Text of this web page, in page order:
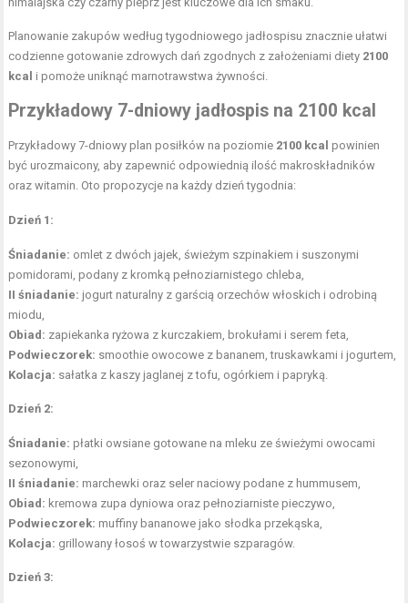
Planowanie zakupów według tygodniowego jadłospisu znacznie ułatwi
codzienne gotowanie zdrowych dań zgodnych z założeniami diety 2100
kcal i pomoże uniknąć marnotrawstwa żywności.
Przykładowy 7-dniowy jadłospis na 2100 kcal
Przykładowy 7-dniowy plan posiłków na poziomie 2100 kcal powinien
być urozmaicony, aby zapewnić odpowiednią ilość makroskładników
oraz witamin. Oto propozycje na każdy dzień tygodnia:
Dzień 1:
Śniadanie: omlet z dwóch jajek, świeżym szpinakiem i suszonymi
pomidorami, podany z kromką pełnoziarnistego chleba,
II śniadanie: jogurt naturalny z garścią orzechów włoskich i odrobiną
miodu,
Obiad: zapiekanka ryżowa z kurczakiem, brokułami i serem feta,
Podwieczorek: smoothie owocowe z bananem, truskawkami i jogurtem,
Kolacja: sałatka z kaszy jaglanej z tofu, ogórkiem i papryką.
Dzień 2:
Śniadanie: płatki owsiane gotowane na mleku ze świeżymi owocami
sezonowymi,
II śniadanie: marchewki oraz seler naciowy podane z hummusem,
Obiad: kremowa zupa dyniowa oraz pełnoziarniste pieczywo,
Podwieczorek: muffiny bananowe jako słodka przekąska,
Kolacja: grillowany łosoś w towarzystwie szparagów.
Dzień 3: